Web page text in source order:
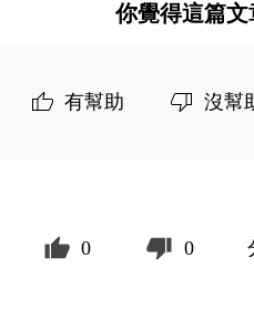
你覺得這篇文
有幫助 沒幫
0 0